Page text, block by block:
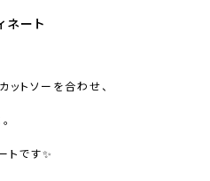
ネート
ットソーを合わせ、
トです✨